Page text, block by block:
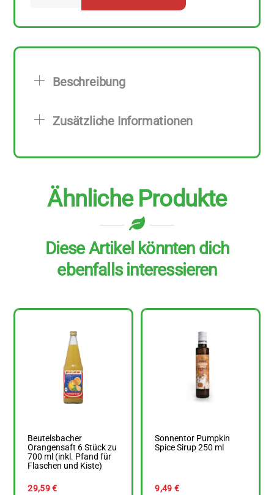
ml
Beschreibung
Zusätzliche Informationen
Ähnliche Produkte
Diese Artikel könnten dich
ebenfalls interessieren
Beutelsbacher
Orangensaft 6 Stück zu
700 ml (inkl. Pfand für
Flaschen und Kiste)
29,59€
Sonnentor Pumpkin
Spice Sirup 250 ml
9,49 €